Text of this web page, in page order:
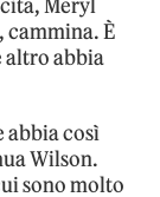
Meryl
cammina. È
altro abbia
abbia così
Wilson.
sono molto